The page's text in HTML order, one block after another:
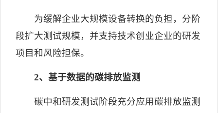
为缓解企业大规模设备转换的负担，分阶
段扩大测试规模，并支持技术创业企业的研发
项目和风险担保。
2、基于数据的碳排放监测
碳中和研发测试阶段充分应用碳排放监测